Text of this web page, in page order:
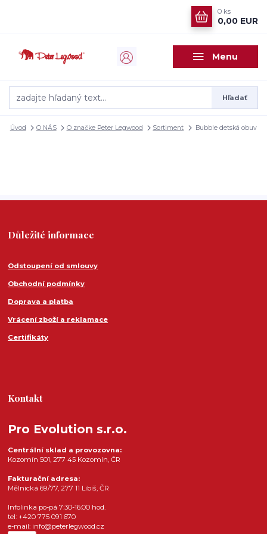
Menu
Hľadať
0 ks
0,00 EUR
Úvod O NÁS O značke Peter Legwood Sortiment Bubble detská obuv
Důležité informace
Odstoupení od smlouvy
Obchodní podmínky
Doprava a platba
Vrácení zboží a reklamace
Certifikáty
Kontakt
Pro Evolution s.r.o.
Centrální sklad a provozovna:
Kozomín 501, 277 45 Kozomín, ČR
Fakturační adresa:
Mělnická 69/77, 277 11 Libiš, ČR
Infolinka po-pá 7:30-16:00 hod.
tel: +420 775 091 670
e-mail: info@peterlegwood.cz